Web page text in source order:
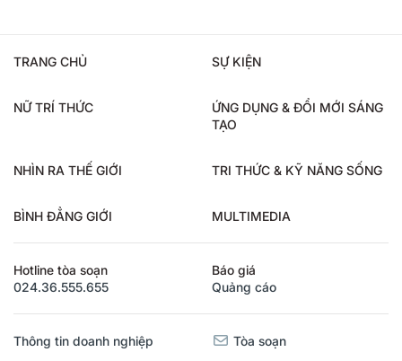
TRANG CHỦ SỰ KIỆN
NỮ TRÍ THỨC
ỨNG DỤNG & ĐỔI MỚI SÁNG
TẠO
NHÌN RA THẾ GIỚI TRI THỨC & KỸ NĂNG SỐNG
BÌNH ĐẲNG GIỚI MULTIMEDIA
Hotline tòa soạn
024.36.555.655
Báo giá
Quảng cáo
Thông tin doanh nghiệp Tòa soạn